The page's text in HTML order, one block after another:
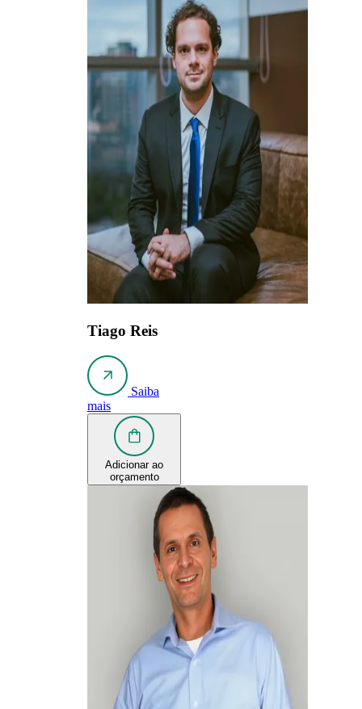
Tiago Reis
Saiba
mais
Adicionar ao
orçamento